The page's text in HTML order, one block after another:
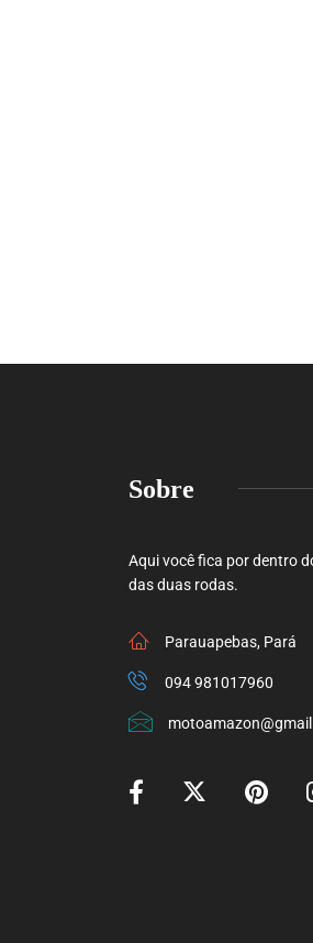
Sobre
Aqui você fica por dentro
das duas rodas.
Parauapebas, Pará
094 981017960